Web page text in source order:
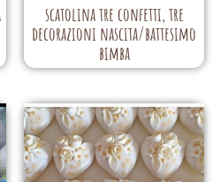
scatolina tre confetti, tre
decorazioni nascita/battesimo
bimba